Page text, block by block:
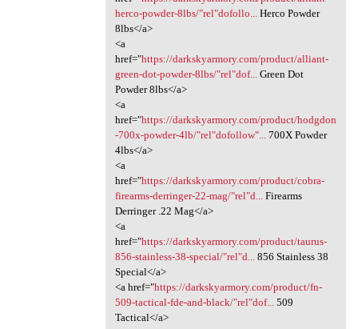
herco-powder-8lbs/"rel"dofollo...Herco Powder
8lbs</a>
<a
href="https://darkskyarmory.com/product/alliant-
green-dot-powder-8lbs/"rel"dof...Green Dot
Powder 8lbs</a>
<a
href="https://darkskyarmory.com/product/hodgdon
-700x-powder-4lb/"rel"dofollow"...700X Powder
4lbs</a>
<a
href="https://darkskyarmory.com/product/cobra-
firearms-derringer-22-mag/"rel"d...Firearms
Derringer .22 Mag</a>
<a
href="https://darkskyarmory.com/product/taurus-
856-stainless-38-special/"rel"d...856 Stainless 38
Special</a>
<a href="https://darkskyarmory.com/product/fn-
509-tactical-fde-and-black/"rel"dof...509
Tactical</a>